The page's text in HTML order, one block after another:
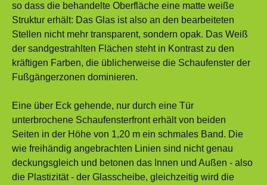
so dass die behandelte Oberfläche eine matte weiße
Struktur erhält: Das Glas ist also an den bearbeiteten
Stellen nicht mehr transparent, sondern opak. Das Weiß
der sandgestrahlten Flächen steht in Kontrast zu den
kräftigen Farben, die üblicherweise die Schaufenster der
Fußgängerzonen dominieren.
Eine über Eck gehende, nur durch eine Tür
unterbrochene Schaufensterfront erhält von beiden
Seiten in der Höhe von 1,20 m ein schmales Band. Die
wie freihändig angebrachten Linien sind nicht genau
deckungsgleich und betonen das Innen und Außen - also
die Plastizität - der Glasscheibe, gleichzeitig wird die